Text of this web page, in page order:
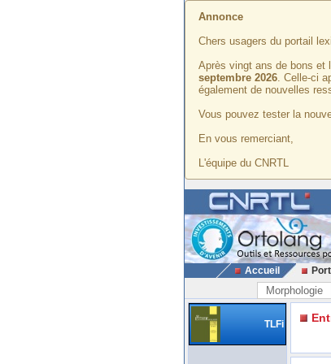
Annonce
Chers usagers du portail
Après vingt ans de bons et
septembre 2026. Celle-ci
également de nouvelles
Vous pouvez tester la
En vous remerciant,
L'équipe du CNRTL
Accueil
Morphologie
TLFi